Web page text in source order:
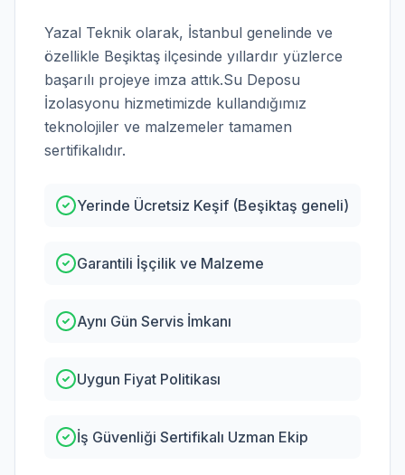
Yazal Teknik olarak, İstanbul genelinde ve
özellikle Beşiktaş ilçesinde yıllardır yüzlerce
başarılı projeye imza attık.Su Deposu
İzolasyonu hizmetimizde kullandığımız
teknolojiler ve malzemeler tamamen
sertifikalıdır.
Yerinde Ücretsiz Keşif (Beşiktaş geneli)
Garantili İşçilik ve Malzeme
Aynı Gün Servis İmkanı
Uygun Fiyat Politikası
İş Güvenliği Sertifikalı Uzman Ekip